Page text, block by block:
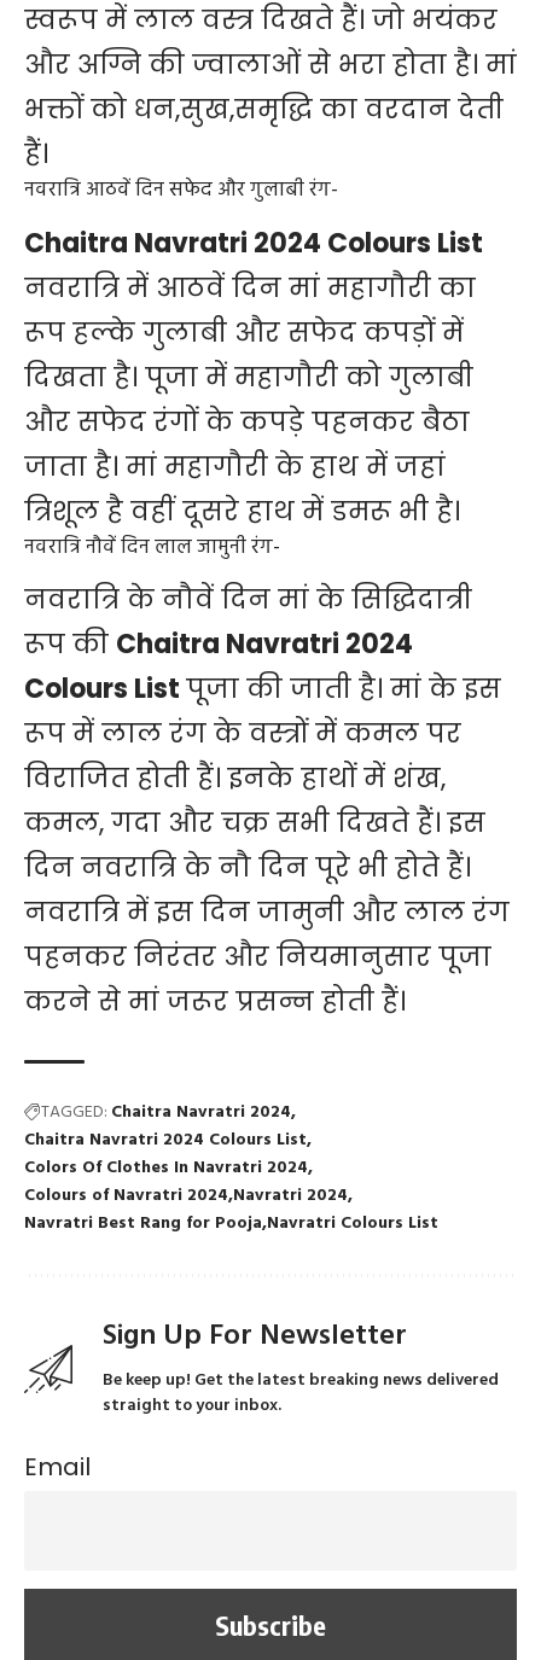
स्वरूप में लाल वस्त्र दिखते हैं। जो भयंकर
और अग्नि की ज्वालाओं से भरा होता है। मां
भक्तों को धन,सुख,समृद्धि का वरदान देती
हैं।
नवरात्रि आठवें दिन सफेद और गुलाबी रंग-
Chaitra Navratri 2024 Colours List
नवरात्रि में आठवें दिन मां महागौरी का
रूप हल्के गुलाबी और सफेद कपड़ों में
दिखता है। पूजा में महागौरी को गुलाबी
और सफेद रंगों के कपड़े पहनकर बैठा
जाता है। मां महागौरी के हाथ में जहां
त्रिशूल है वहीं दूसरे हाथ में डमरू भी है।
नवरात्रि नौवें दिन लाल जामुनी रंग-
नवरात्रि के नौवें दिन मां के सिद्धिदात्री
रूप की Chaitra Navratri 2024
Colours Listपूजा की जाती है। मां के इस
रूप में लाल रंग के वस्त्रों में कमल पर
विराजित होती हैं। इनके हाथों में शंख,
कमल, गदा और चक्र सभी दिखते हैं। इस
दिन नवरात्रि के नौ दिन पूरे भी होते हैं।
नवरात्रि में इस दिन जामुनी और लाल रंग
पहनकर निरंतर और नियमानुसार पूजा
करने से मां जरूर प्रसन्न होती हैं।
TAGGED: Chaitra Navratri 2024
Chaitra Navratri 2024 Colours List
Colors Of Clothes In Navratri 2024
Colours of Navratri 2024 Navratri 2024
Navratri Best Rang for Pooja Navratri Colours List
Sign Up For Newsletter
Be keep up! Get the latest breaking news delivered
straight to your inbox.
Email